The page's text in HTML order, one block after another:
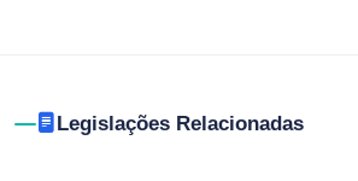
Legislações Relacionadas